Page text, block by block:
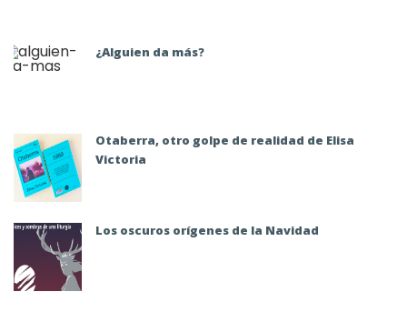
¿Alguien da más?
Otaberra, otro golpe de realidad de Elisa
Victoria
Los oscuros orígenes de la Navidad